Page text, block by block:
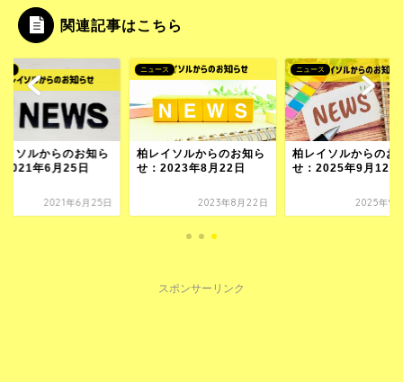
関連記事はこちら
イソルからのお知ら
2021年6月25日
2021年6月25日
ニュース
柏レイソルからのお知ら
せ：2023年8月22日
2023年8月22日
ニュース
柏レイソルからのお
せ：2025年9月12日
2025年9
スポンサーリンク